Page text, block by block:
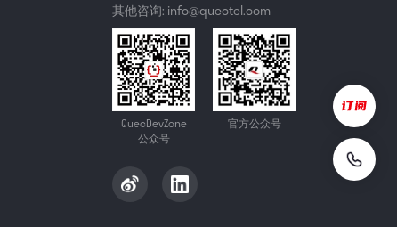
其他咨询: info@quectel.com
QuecDevZone
公众号
官方公众号